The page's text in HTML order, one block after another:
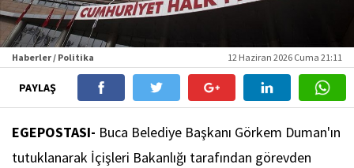
Haberler / Politika 12 Haziran 2026 Cuma 21:11
PAYLAŞ
EGEPOSTASI- Buca Belediye Başkanı Görkem Duman'ın
tutuklanarak İçişleri Bakanlığı tarafından görevden